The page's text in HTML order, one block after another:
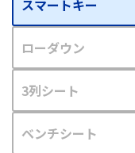
スマートキー
ローダウン
3列シート
ベンチシート